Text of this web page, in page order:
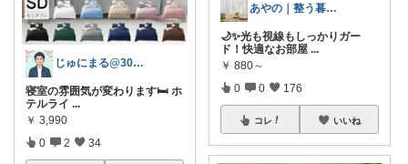
じゅにまる@30代のひとり暮らし生活
寝室の雰囲気が変わります🛏️ ホ
テルライ ...
￥ 3,990
0 2 34
あやの｜整う暮らしROOM
🌙✨光も視線もしっかりガー
ド！快適なお部屋 ...
￥ 880～
0 0 176
コレ いいね